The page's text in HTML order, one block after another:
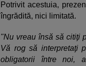
Potrivit acestuia,
îngrădită, nici limitată.
"Nu vreau însă să citiţi
Vă rog să interpretaţi
obligatorii între noi,